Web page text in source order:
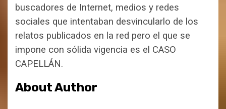
buscadores de Internet, medios y redes
sociales que intentaban desvincularlo de los
relatos publicados en la red pero el que se
impone con sólida vigencia es el CASO
CAPELLÁN.
About Author